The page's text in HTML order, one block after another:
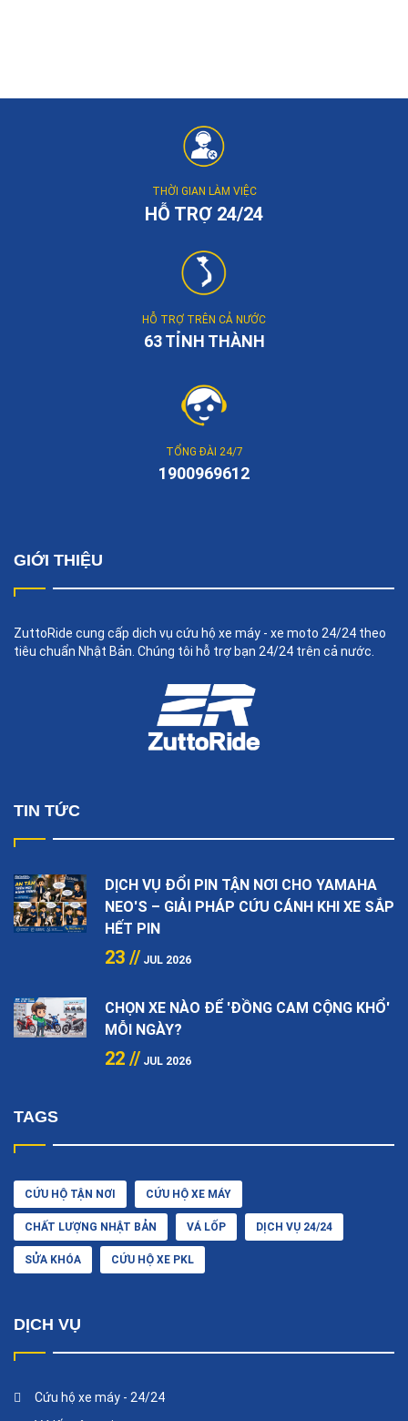
THỜI GIAN LÀM VIỆC
HỖ TRỢ 24/24
HỖ TRỢ TRÊN CẢ NƯỚC
63 TỈNH THÀNH
TỔNG ĐÀI 24/7
1900969612
GIỚI THIỆU
ZuttoRide cung cấp dịch vụ cứu hộ xe máy - xe moto 24/24 theo
tiêu chuẩn Nhật Bản. Chúng tôi hỗ trợ bạn 24/24 trên cả nước.
TIN TỨC
DỊCH VỤ ĐỔI PIN TẬN NƠI CHO YAMAHA
NEO'S – GIẢI PHÁP CỨU CÁNH KHI XE SẮP
HẾT PIN
23 // JUL 2026
CHỌN XE NÀO ĐỂ 'ĐỒNG CAM CỘNG KHỔ'
MỖI NGÀY?
22 // JUL 2026
TAGS
CỨU HỘ TẬN NƠI CỨU HỘ XE MÁY
CHẤT LƯỢNG NHẬT BẢN VÁ LỐP DỊCH VỤ 24/24
SỬA KHÓA CỨU HỘ XE PKL
DỊCH VỤ
Cứu hộ xe máy - 24/24